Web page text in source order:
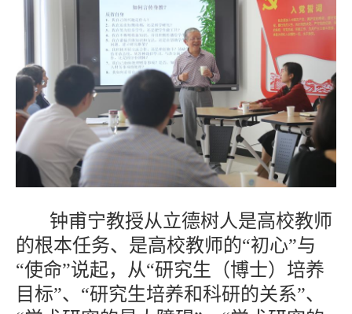
钟甫宁教授从立德树人是高校教师
的根本任务、是高校教师的“初心”与
“使命”说起，从“研究生（博士）培养
目标”、“研究生培养和科研的关系”、